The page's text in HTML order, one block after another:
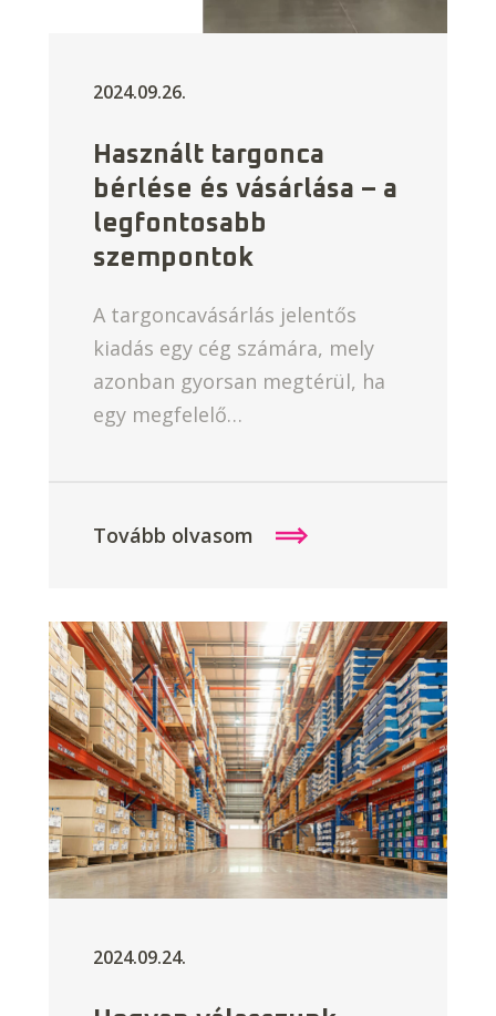
2024.09.26.
Használt targonca
bérlése és vásárlása – a
legfontosabb
szempontok
A targoncavásárlás jelentős
kiadás egy cég számára, mely
azonban gyorsan megtérül, ha
egy megfelelő…
Tovább olvasom
2024.09.24.